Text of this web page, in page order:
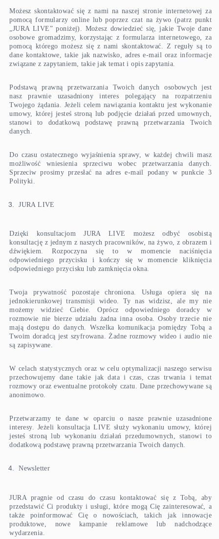
Możesz skontaktować się z nami na naszej stronie internetowej za
pomocą formularzy online lub poprzez czat na żywo (patrz punkt
„JURA LIVE” poniżej). Możesz dowiedzieć się, jakie Twoje dane
osobowe gromadzimy, korzystając z formularza internetowego, za
pomocą którego możesz się z nami skontaktować. Z reguły są to
dane kontaktowe, takie jak nazwisko, adres e-mail oraz informacje
związane z zapytaniem, takie jak temat i opis zapytania.
Podstawą prawną przetwarzania Twoich danych osobowych jest
nasz prawnie uzasadniony interes polegający na rozpatrzeniu
Twojego żądania. Jeżeli celem nawiązania kontaktu jest wykonanie
umowy, której jesteś stroną lub podjęcie działań przed umownych,
stanowi to dodatkową podstawę prawną przetwarzania Twoich
danych.
Do czasu ostatecznego wyjaśnienia sprawy, w każdej chwili masz
możliwość wniesienia sprzeciwu wobec przetwarzania danych.
Sprzeciw prosimy przesłać na adres e-mail podany w punkcie 3
Polityki.
JURA LIVE
Dzięki konsultacjom JURA LIVE możesz odbyć osobistą
konsultację z jednym z naszych pracowników, na żywo, z obrazem i
dźwiękiem. Rozpoczyna się to w momencie naciśnięcia
odpowiedniego przycisku i kończy się w momencie kliknięcia
odpowiedniego przycisku lub zamknięcia okna.
Twoja prywatność pozostaje chroniona. Usługa opiera się na
jednokierunkowej transmisji wideo. Ty nas widzisz, ale my nie
możemy widzieć Ciebie. Oprócz odpowiedniego doradcy w
rozmowie nie bierze udziału żadna inna osoba. Osoby trzecie nie
mają dostępu do danych. Wszelka komunikacja pomiędzy Tobą a
Twoim doradcą jest szyfrowana. Żadne rozmowy wideo i audio nie
są zapisywane.
W celach statystycznych oraz w celu optymalizacji naszego serwisu
przechowujemy dane takie jak data i czas, czas trwania i temat
rozmowy oraz ewentualne protokoły czatu. Dane przechowywane są
anonimowo.
Przetwarzamy te dane w oparciu o nasze prawnie uzasadnione
interesy. Jeżeli konsultacja LIVE służy wykonaniu umowy, której
jesteś stroną lub wykonaniu działań przedumownych, stanowi to
dodatkową podstawę prawną przetwarzania Twoich danych.
Newsletter
JURA pragnie od czasu do czasu kontaktować się z Tobą, aby
przedstawić Ci produkty i usługi, które mogą Cię zainteresować, a
także poinformować Cię o nowościach, takich jak innowacje
produktowe, nowe kampanie reklamowe lub nadchodzące
wydarzenia.